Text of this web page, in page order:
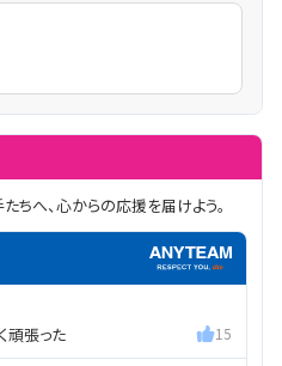
ちへ、心からの応援を届けよう。
く頑張った 15